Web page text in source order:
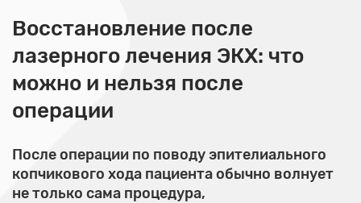
Восстановление после
лазерного лечения ЭКХ: что
можно и нельзя после
операции
После операции по поводу эпителиального
копчикового хода пациента обычно волнует
не только сама процедура,